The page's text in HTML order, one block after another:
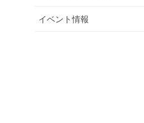
イベント情報